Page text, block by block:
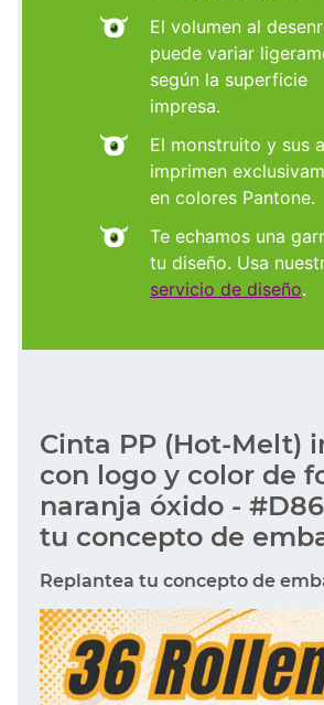
El volumen al
puede variar
según la superficie
impresa.
El monstruito y sus
imprimen
en colores Pantone.
Te echamos una
tu diseño. Usa
servicio de diseño.
Cinta PP (Hot-Melt)
con logo y color de
naranja óxido -
tu concepto de
Replantea tu concepto de